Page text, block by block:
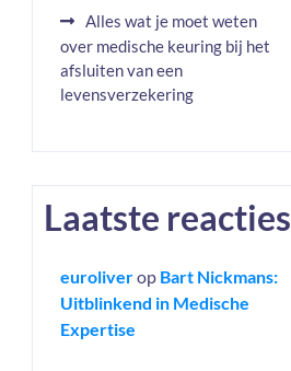
Alles wat je moet weten
over medische keuring bij het
afsluiten van een
levensverzekering
Laatste reacties
euroliverop Bart Nickmans:
Uitblinkend in Medische
Expertise